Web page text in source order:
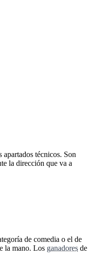
técnicos. Son
la dirección que va a
de comedia o el de
la mano. Los ganadores de